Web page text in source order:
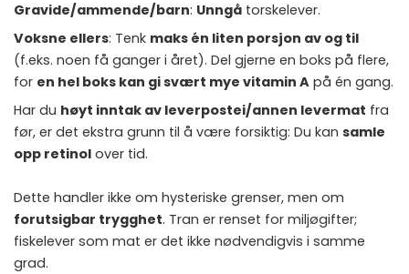
Gravide/ammende/barn: Unngå torskelever.
Voksne ellers: Tenk maks én liten porsjon av og til
(f.eks. noen få ganger i året). Del gjerne en boks på flere,
for en hel boks kan gi svært mye vitamin A på én gang.
Har du høyt inntak av leverpostei/annen levermat fra
før, er det ekstra grunn til å være forsiktig: Du kan samle
opp retinol over tid.
Dette handler ikke om hysteriske grenser, men om
forutsigbar trygghet. Tran er renset for miljøgifter;
fiskelever som mat er det ikke nødvendigvis i samme
grad.